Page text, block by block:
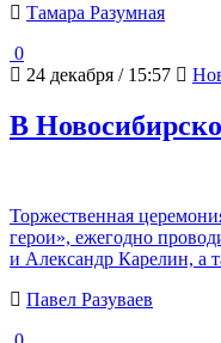
Тамара Разумная
0
24 декабря / 15:57
В
Торжественная
герои», ежегодно
и Александр Карелин, а
Павел Разуваев